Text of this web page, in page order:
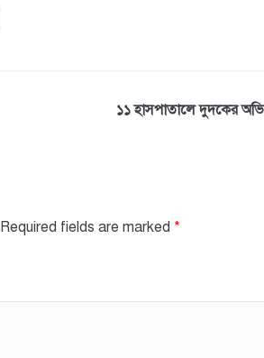
১১ হাসপাতালে দুদকের
Required fields are marked *